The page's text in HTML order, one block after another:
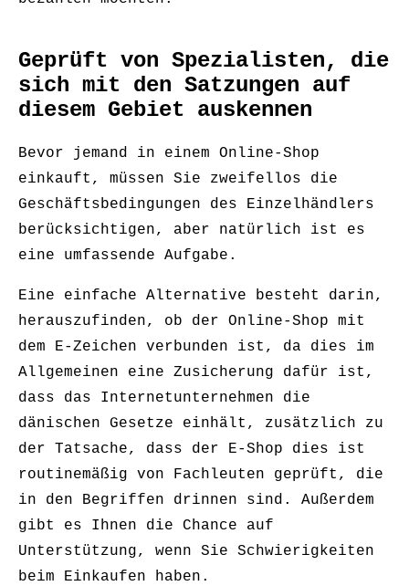
Geprüft von Spezialisten, die
sich mit den Satzungen auf
diesem Gebiet auskennen
Bevor jemand in einem Online-Shop
einkauft, müssen Sie zweifellos die
Geschäftsbedingungen des Einzelhändlers
berücksichtigen, aber natürlich ist es
eine umfassende Aufgabe.
Eine einfache Alternative besteht darin,
herauszufinden, ob der Online-Shop mit
dem E-Zeichen verbunden ist, da dies im
Allgemeinen eine Zusicherung dafür ist,
dass das Internetunternehmen die
dänischen Gesetze einhält, zusätzlich zu
der Tatsache, dass der E-Shop dies ist
routinemäßig von Fachleuten geprüft, die
in den Begriffen drinnen sind. Außerdem
gibt es Ihnen die Chance auf
Unterstützung, wenn Sie Schwierigkeiten
beim Einkaufen haben.